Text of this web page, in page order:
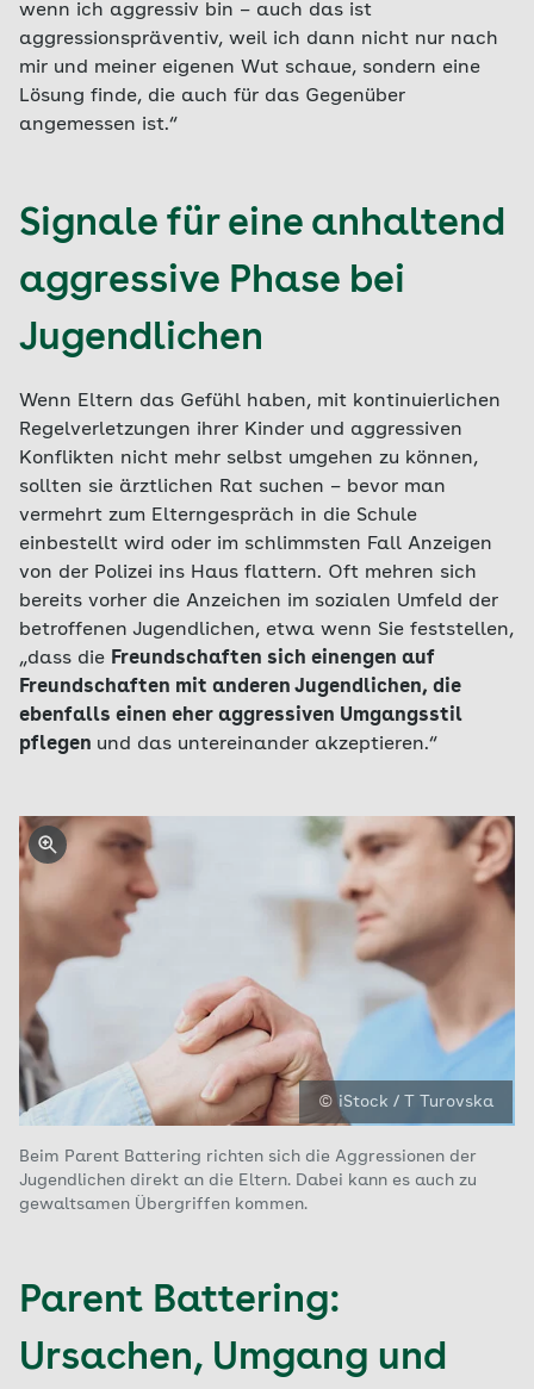
wenn ich aggressiv bin – auch das ist
aggressionspräventiv, weil ich dann nicht nur nach
mir und meiner eigenen Wut schaue, sondern eine
Lösung finde, die auch für das Gegenüber
angemessen ist.“
Signale für eine anhaltend
aggressive Phase bei
Jugendlichen
Wenn Eltern das Gefühl haben, mit kontinuierlichen
Regelverletzungen ihrer Kinder und aggressiven
Konflikten nicht mehr selbst umgehen zu können,
sollten sie ärztlichen Rat suchen – bevor man
vermehrt zum Elterngespräch in die Schule
einbestellt wird oder im schlimmsten Fall Anzeigen
von der Polizei ins Haus flattern. Oft mehren sich
bereits vorher die Anzeichen im sozialen Umfeld der
betroffenen Jugendlichen, etwa wenn Sie feststellen,
„dass die Freundschaften sich einengen auf
Freundschaften mit anderen Jugendlichen, die
ebenfalls einen eher aggressiven Umgangsstil
pflegen und das untereinander akzeptieren.“
© iStock / T Turovska
Beim Parent Battering richten sich die Aggressionen der
Jugendlichen direkt an die Eltern. Dabei kann es auch zu
gewaltsamen Übergriffen kommen.
Parent Battering:
Ursachen, Umgang und